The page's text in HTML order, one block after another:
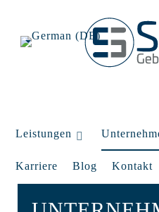
Leistungen
Karriere Blog Kontakt